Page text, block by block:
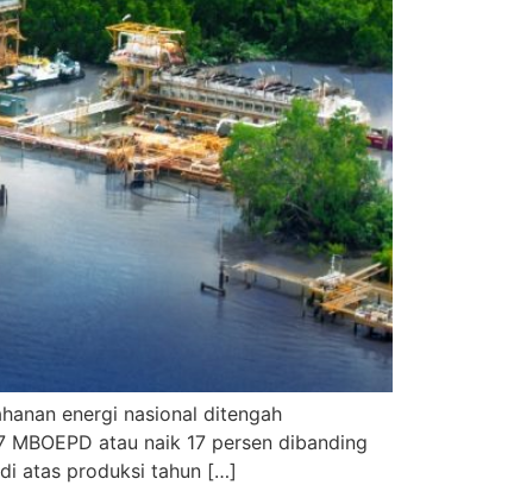
energi nasional ditengah
atau naik 17 persen dibanding
atas produksi tahun […]